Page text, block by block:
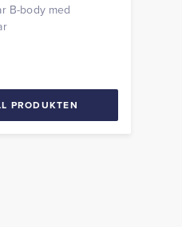
B-body med
PRODUKTEN